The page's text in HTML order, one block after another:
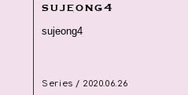
sujeong4
sujeong4
Series / 2020.06.26